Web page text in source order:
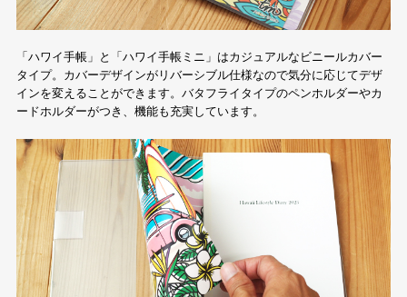
「ハワイ手帳」と「ハワイ手帳ミニ」はカジュアルなビニールカバー
タイプ。カバーデザインがリバーシブル仕様なので気分に応じてデザ
インを変えることができます。バタフライタイプのペンホルダーやカ
ードホルダーがつき、機能も充実しています。